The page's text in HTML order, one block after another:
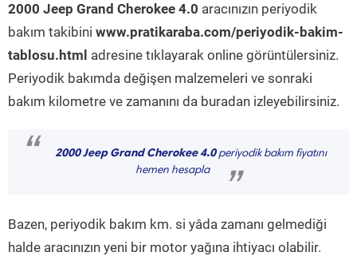
2000 Jeep Grand Cherokee 4.0 aracınızın periyodik
bakım takibini www.pratikaraba.com/periyodik-bakim-
tablosu.html adresine tıklayarak online görüntülersiniz.
Periyodik bakımda değişen malzemeleri ve sonraki
bakım kilometre ve zamanını da buradan izleyebilirsiniz.
“ 2000 Jeep Grand Cherokee 4.0periyodik bakım fiyatını
hemen hesapla
”
Bazen, periyodik bakım km. si yâda zamanı gelmediği
halde aracınızın yeni bir motor yağına ihtiyacı olabilir.